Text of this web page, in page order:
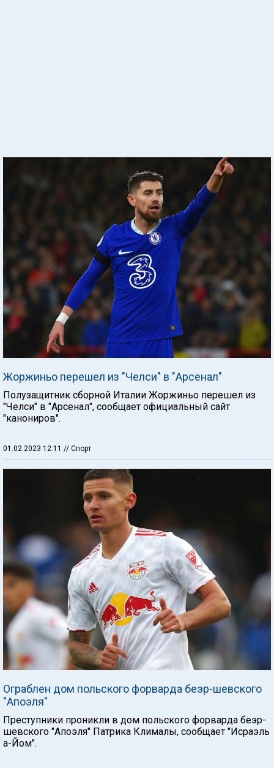
Жоржиньо перешел из "Челси" в "Арсенал"
Полузащитник сборной Италии Жоржиньо перешел из
"Челси" в "Арсенал", сообщает официальный сайт
"канониров".
01.02.2023 12:11 // Спорт
Ограблен дом польского форварда беэр-шевского
"Апоэля"
Преступники проникли в дом польского форварда беэр-
шевского "Апоэля" Патрика Клималы, сообщает "Исраэль
а-Йом".